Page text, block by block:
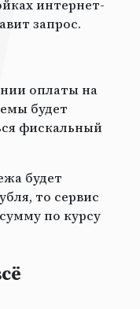
интернет-
запрос.
оплаты на
будет
фискальный
будет
то сервис
по курсу